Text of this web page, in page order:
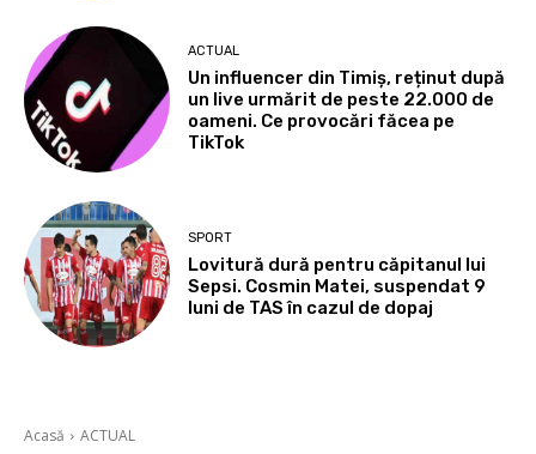
ACTUAL
Un influencer din Timiș, reținut după
un live urmărit de peste 22.000 de
oameni. Ce provocări făcea pe
TikTok
SPORT
Lovitură dură pentru căpitanul lui
Sepsi. Cosmin Matei, suspendat 9
luni de TAS în cazul de dopaj